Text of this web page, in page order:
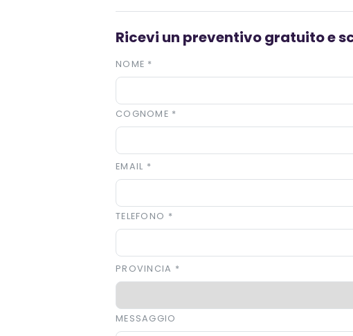
Ricevi un preventivo gratuito e
NOME *
COGNOME *
EMAIL *
TELEFONO *
PROVINCIA *
MESSAGGIO